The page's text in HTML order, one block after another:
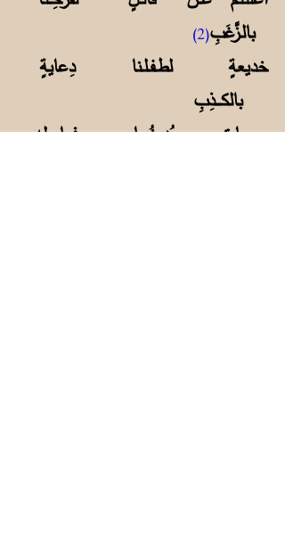
بالـزَّغَبِ(2)
خديعةٍ لطـفـلـنا دِعايةٍ
بالكـــذِبِ
سيجـارة يُدمِنُــها فما له